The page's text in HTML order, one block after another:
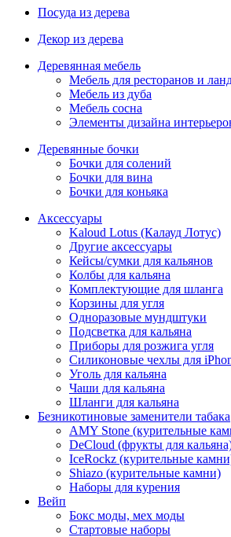
Посуда из дерева
Декор из дерева
Деревянная мебель
Мебель для ресторанов и
Мебель из дуба
Мебель сосна
Элементы дизайна
Деревянные бочки
Бочки для солений
Бочки для вина
Бочки для коньяка
Аксессуары
Kaloud Lotus (Калауд Лотус)
Другие аксессуары
Кейсы/сумки для кальянов
Колбы для кальяна
Комплектующие для шланга
Корзины для угля
Одноразовые мундштуки
Подсветка для кальяна
Приборы для розжига угля
Силиконовые чехлы для
Уголь для кальяна
Чаши для кальяна
Шланги для кальяна
Безникотиновые заменители табака
AMY Stone (курительные
DeCloud (фрукты для
IceRockz (курительные
Shiazo (курительные камни)
Наборы для курения
Вейп
Бокс моды, мех моды
Стартовые наборы